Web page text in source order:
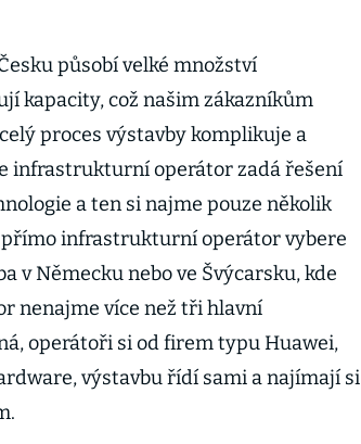
působí velké množství
kapacity, což našim zákazníkům
proces výstavby komplikuje a
infrastrukturní operátor zadá řešení
a ten si najme pouze několik
infrastrukturní operátor vybere
v Německu nebo ve Švýcarsku, kde
nenajme více než tři hlavní
operátoři si od firem typu Huawei,
výstavbu řídí sami a najímají si